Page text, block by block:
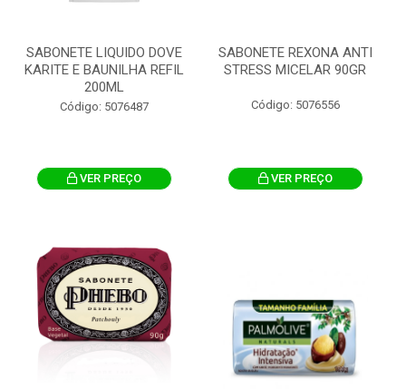
SABONETE LIQUIDO DOVE
KARITE E BAUNILHA REFIL
200ML
Código: 5076487
VER PREÇO
SABONETE REXONA ANTI
STRESS MICELAR 90GR
Código: 5076556
VER PREÇO